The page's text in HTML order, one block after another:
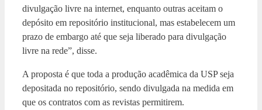
divulgação livre na internet, enquanto outras aceitam o
depósito em repositório institucional, mas estabelecem um
prazo de embargo até que seja liberado para divulgação
livre na rede”, disse.
A proposta é que toda a produção acadêmica da USP seja
depositada no repositório, sendo divulgada na medida em
que os contratos com as revistas permitirem.